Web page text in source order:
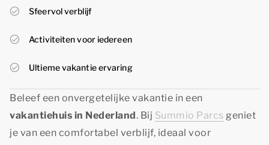
Sfeervol verblijf
Activiteiten voor iedereen
Ultieme vakantie ervaring
Beleef een onvergetelijke vakantie in een
vakantiehuis in Nederland. Bij Summio Parcs geniet
je van een comfortabel verblijf, ideaal voor